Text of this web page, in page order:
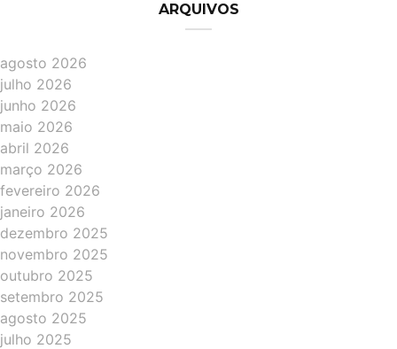
ARQUIVOS
agosto 2026
julho 2026
junho 2026
maio 2026
abril 2026
março 2026
fevereiro 2026
janeiro 2026
dezembro 2025
novembro 2025
outubro 2025
setembro 2025
agosto 2025
julho 2025